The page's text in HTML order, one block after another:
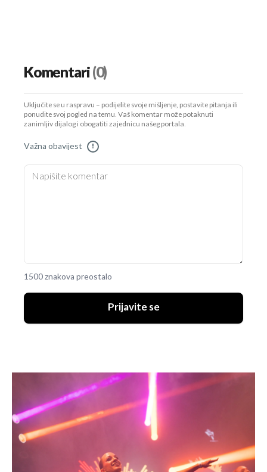
Komentari(0)
Uključite se u raspravu – podijelite svoje mišljenje, postavite pitanja ili
ponudite svoj pogled na temu. Vaš komentar može potaknuti
zanimljiv dijalog i obogatiti zajednicu našeg portala.
Važna obavijest !
1500 znakova preostalo
Prijavite se